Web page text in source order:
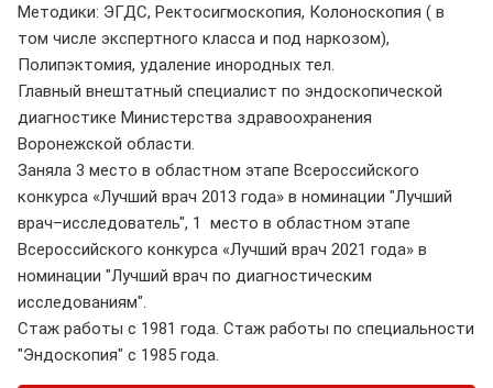
Методики: ЭГДС, Ректосигмоскопия, Колоноскопия ( в
том числе экспертного класса и под наркозом),
Полипэктомия, удаление инородных тел.
Главный внештатный специалист по эндоскопической
диагностике Министерства здравоохранения
Воронежской области.
Заняла 3 место в областном этапе Всероссийского
конкурса «Лучший врач 2013 года» в номинации "Лучший
врач–исследователь", 1 место в областном этапе
Всероссийского конкурса «Лучший врач 2021 года» в
номинации "Лучший врач по диагностическим
исследованиям".
Стаж работы с 1981 года. Стаж работы по специальности
"Эндоскопия" с 1985 года.